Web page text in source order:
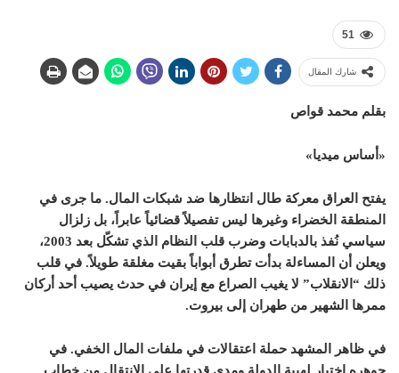
51
شارك المقال
بقلم محمد قواص
«أساس ميديا»
يفتح العراق معركة طال انتظارها ضد شبكات المال. ما جرى في
المنطقة الخضراء وغيرها ليس تفصيلاً قضائياً عابراً، بل زلزال
سياسي نُفذ بالدبابات وضرب قلب النظام الذي تشكّل بعد 2003،
ويعلن أن المساءلة بدأت تطرق أبواباً بقيت مغلقة طويلاً. في قلب
ذلك “الانقلاب” لا يغيب الصراع مع إيران في حدث يصيب أحد أركان
ممرها الشهير من طهران إلى بيروت.
في ظاهر المشهد حملة اعتقالات في ملفات المال الخفي. في